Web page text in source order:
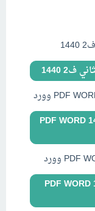
1440
تحضير توحيد صف ثاني ابتدائي ف2 1440 PDF WORD
تحضير فقه صف ثاني ابتدائي ف2 1440 PDF WORD